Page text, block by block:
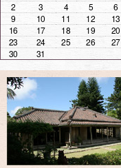
2
3 4 5 6
9
10 11 12 13
16
17 18 19 20
23
24 25 26 27
30
31